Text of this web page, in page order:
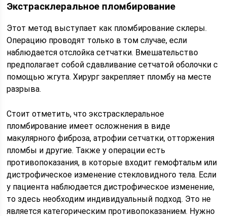
Экстрасклеральное пломбирование
Этот метод выступает как пломбирование склеры.
Операцию проводят только в том случае, если
наблюдается отслойка сетчатки. Вмешательство
предполагает собой сдавливание сетчатой оболочки с
помощью жгута. Хирург закрепляет пломбу на месте
разрыва.
Стоит отметить, что экстрасклеральное
пломбирование имеет осложнения в виде
макулярного фиброза, атрофии сетчатки, отторжения
пломбы и другие. Также у операции есть
противопоказания, в которые входит гемофтальм или
дистрофическое изменение стекловидного тела. Если
у пациента наблюдается дистрофическое изменение,
то здесь необходим индивидуальный подход. Это не
является категорическим противопоказанием. Нужно